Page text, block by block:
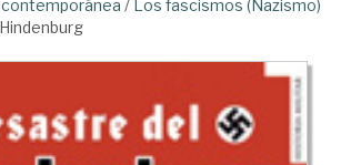
/ Los fascismos (Nazismo)